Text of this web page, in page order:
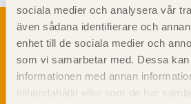
sociala medier och analysera vår
även sådana identifierare och
enhet till de sociala medier och
som vi samarbetar med. Dessa
informationen med annan
tillhandahållit eller som de har
Svenskt Träs Produktkatalog
sågverksnärings digitala
beskriva träprodukter och deras